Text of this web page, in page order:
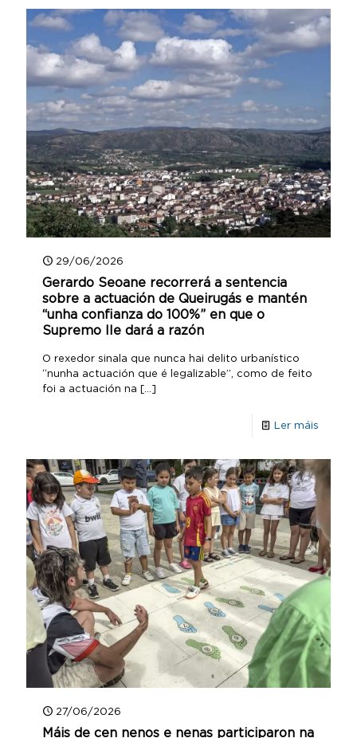
29/06/2026
Gerardo Seoane recorrerá a sentencia
sobre a actuación de Queirugás e mantén
“unha confianza do 100%” en que o
Supremo lle dará a razón
O rexedor sinala que nunca hai delito urbanístico
“nunha actuación que é legalizable”, como de feito
foi a actuación na […]
Ler máis
27/06/2026
Máis de cen nenos e nenas participaron na